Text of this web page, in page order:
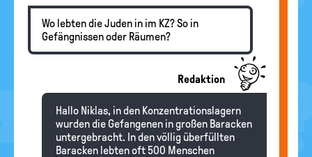
Wo lebten die Juden in im KZ? So in
Gefängnissen oder Räumen?
Redaktion
Hallo Niklas, in den Konzentrationslagern
wurden die Gefangenen in großen Baracken
untergebracht. In den völlig überfüllten
Baracken lebten oft 500 Menschen